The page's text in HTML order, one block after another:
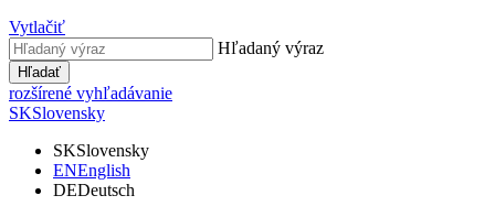
Vytlačiť
Hľadaný výraz
Hľadať
rozšírené vyhľadávanie
SKSlovensky
SKSlovensky
ENEnglish
DEDeutsch